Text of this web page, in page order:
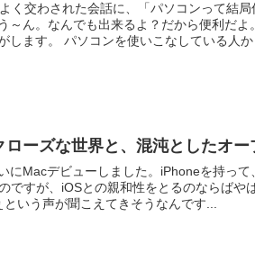
く交わされた会話に、「パソコンって結局
～ん。なんでも出来るよ？だから便利だ
します。 パソコンを使いこなしている人
ーズな世界と、混沌としたオー
にMacデビューしました。iPhoneを持っ
ですが、iOSとの親和性をとるのならばや
という声が聞こえてきそうなんです...